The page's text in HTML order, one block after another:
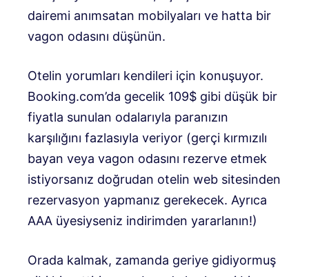
dairemi anımsatan mobilyaları ve hatta bir
vagon odasını düşünün.
Otelin yorumları kendileri için konuşuyor.
Booking.com’da gecelik 109$ gibi düşük bir
fiyatla sunulan odalarıyla paranızın
karşılığını fazlasıyla veriyor (gerçi kırmızılı
bayan veya vagon odasını rezerve etmek
istiyorsanız doğrudan otelin web sitesinden
rezervasyon yapmanız gerekecek. Ayrıca
AAA üyesiyseniz indirimden yararlanın!)
Orada kalmak, zamanda geriye gidiyormuş